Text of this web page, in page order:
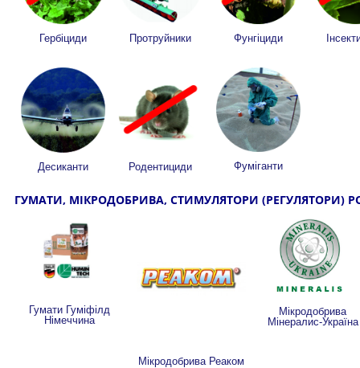
Гербіциди Протруйники Фунгіциди
Десиканти Родентициди Фуміганти
ГУМАТИ, МІКРОДОБРИВА, СТИМУЛЯТОРИ (РЕГУЛЯТОРИ)
Гумати Гуміфілд
Німеччина
Мікродобрива Реаком
Мікродобрива
Мінералис-Україна